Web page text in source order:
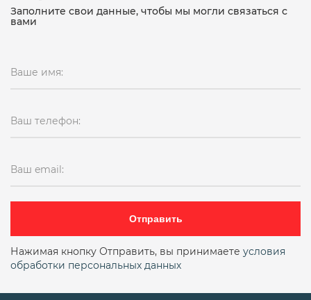
Заполните свои данные, чтобы мы могли связаться с
вами
Ваше имя:
Ваш телефон:
Ваш email:
Отправить
Нажимая кнопку Отправить, вы принимаете условия
обработки персональных данных